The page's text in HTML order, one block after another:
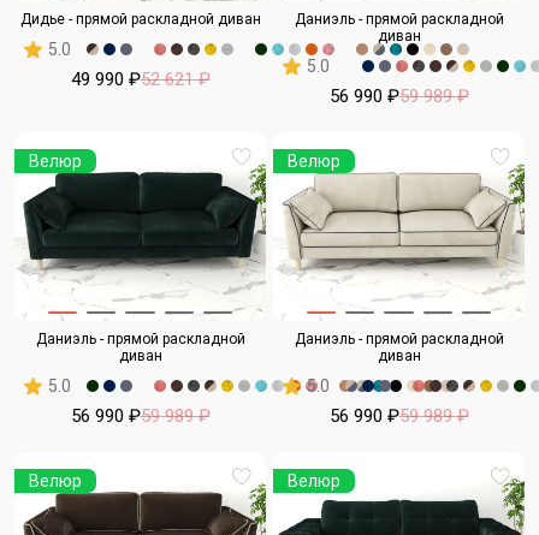
Дидье - прямой раскладной диван
5.0
49 990 ₽52 621 ₽
Даниэль - прямой раскладной
диван
5.0
56 990 ₽59 989 ₽
Велюр
Даниэль - прямой раскладной
диван
5.0
56 990 ₽59 989 ₽
Велюр
Даниэль - прямой раскладной
диван
5.0
56 990 ₽59 989 ₽
Велюр Велюр